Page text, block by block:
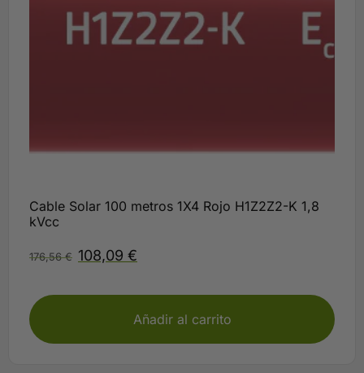
Cable Solar 100 metros 1X4 Rojo H1Z2Z2-K 1,8
kVcc
176,56€ 108,09 €
Añadir al carrito